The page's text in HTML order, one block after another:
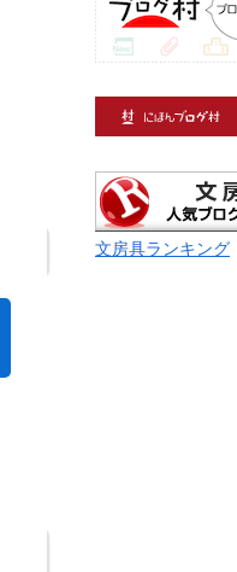
文房具ランキング